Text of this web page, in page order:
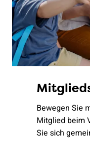
Bewegen Sie
Mitglied beim
Sie sich